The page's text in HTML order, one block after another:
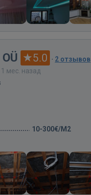
5.0 · 2 отзывов
мес. назад
10-300€/M2